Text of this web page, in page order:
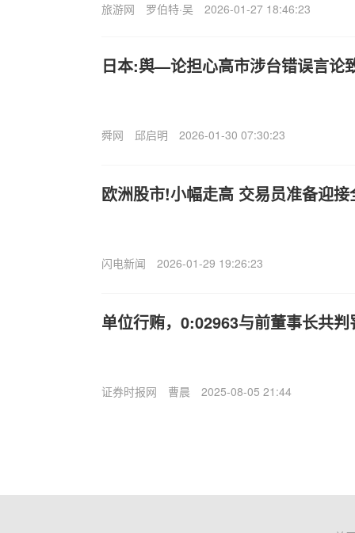
旅游网 罗伯特·吴 2026-01-27 18:46:23
日本:舆—论担心高市涉台错误言论
舜网 邱启明 2026-01-30 07:30:23
欧洲股市!小幅走高 交易员准备迎
闪电新闻 2026-01-29 19:26:23
单位行贿，0:02963与前董事长共
证券时报网 曹晨 2025-08-05 21:44